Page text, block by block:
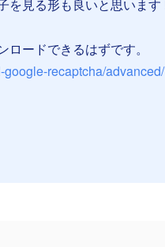
を見る形も良いと思います
ードできるはずです。
recaptcha/advanced/